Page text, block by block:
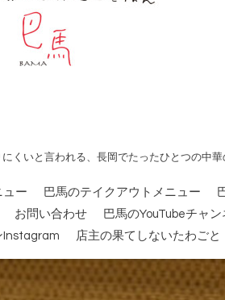
くいと言われる、長岡でたったひとつの中
ュー 巴馬のテイクアウトメニュー
お問い合わせ
巴馬のYouTubeチャン
Instagram
店主の果てしないたわごと